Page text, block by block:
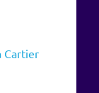
Cartier